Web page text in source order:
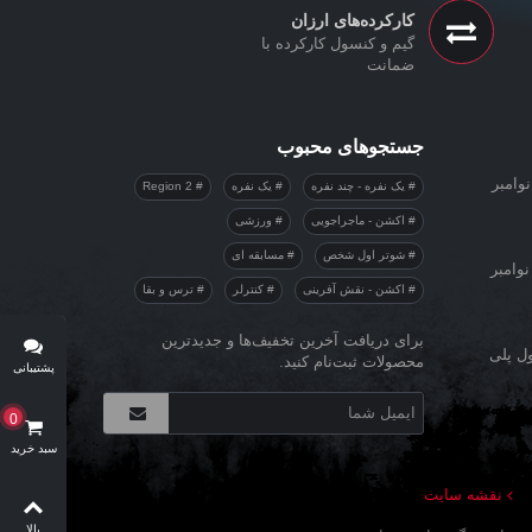
کارکرده‌های ارزان
گیم و کنسول کارکرده با
ضمانت
پلی
جستجوهای محبوب
یک نفره - چند نفره یک نفره
اکشن - ماجراجویی ورزشی
شوتر اول شخص مسابقه ای
اکشن - نقش آفرینی کنترلر ترس و بقا
برای دریافت آخرین تخفیف‌ها و جدیدترین
محصولات ثبت‌نام کنید.
نقشه سایت
پشتیبانی
سبد خرید
0
بالا